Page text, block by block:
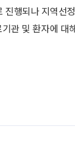
행되나 지역선
관 및 환자에 대